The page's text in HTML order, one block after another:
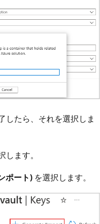
したら、それを選択しま
します。
ポート) を選択します。